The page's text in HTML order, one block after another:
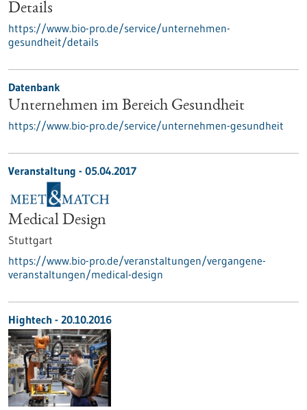
Details
https://www.bio-pro.de/service/unternehmen-
gesundheit/details
Datenbank
Unternehmen im Bereich Gesundheit
https://www.bio-pro.de/service/unternehmen-gesundheit
Veranstaltung - 05.04.2017
Medical Design
Stuttgart
https://www.bio-pro.de/veranstaltungen/vergangene-
veranstaltungen/medical-design
Hightech - 20.10.2016